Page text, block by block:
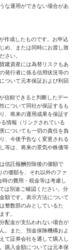
な運用ができない場合があ
作成したものです。お申込
め、または同時にお渡し致
さい。
建資産には為替リスクもあ
発行者に係る信用状況等の
ついて元本保証および利回
信頼できると判断したデー
について同社が保証するも
、将来の運用成果を保証す
情報（リンクされている
についても一切の責任を負
、今後予告なく変更される
等は、将来の景気や株価等
信託報酬控除後の価額で
の価額を、それ以外のファ
の費用・税金等は考慮し
は別途ご確認ください。分
額です。表示方法について
整数部のみとしているた
す。
配金が支払われない場合が
。また、預金保険機構およ
て証券会社を通して購入し
購入金額については元本保